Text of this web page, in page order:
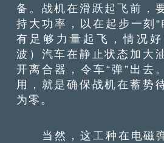
备。战机在滑跃起飞前，
持大功率，以在起步一刻
有足够力量起飞，情况
波）汽车在静止状态加大
开离合器，令车“弹”出去
用，就是确保战机在蓄势
为零。
当然，这工种在电磁弹